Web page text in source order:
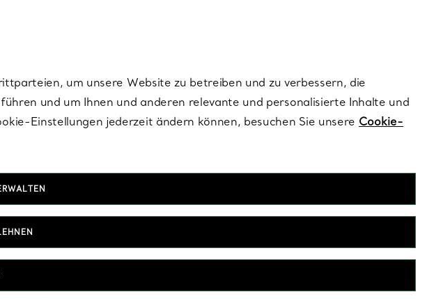
um unsere Website zu betreiben und zu verbessern, die
und um Ihnen und anderen relevante und personalisierte Inhalte und
Einstellungen jederzeit ändern können, besuchen Sie unsere Cookie-